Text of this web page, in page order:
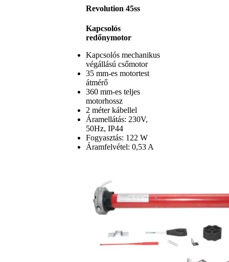
Revolution 45ss
Kapcsolós
redőnymotor
Kapcsolós mechanikus
végállású csőmotor
35 mm-es motortest
átmérő
360 mm-es teljes
motorhossz
2 méter kábellel
Áramellátás: 230V,
50Hz, IP44
Fogyasztás: 122 W
Áramfelvétel: 0,53 A